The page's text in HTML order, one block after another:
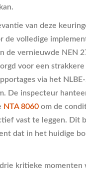
van deze
de volledige
de vernieuwde NEN
voor een
via het
De inspecteur
NTA 8060 om de
vast te leggen. Dit
dat in het huidige
kritieke momenten